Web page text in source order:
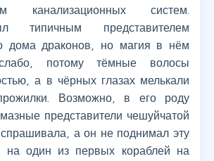
канализационных систем.
типичным представителем
дома драконов, но магия в нём
потому тёмные волосы
а в чёрных глазах мелькали
Возможно, в его роду
представители чешуйчатой
а он не поднимал эту
на один из первых кораблей на